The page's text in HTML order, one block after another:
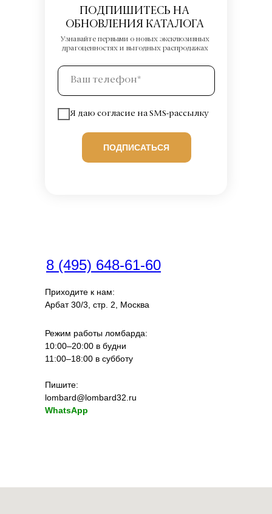
Я даю согласие на SMS-рассылку
ПОДПИСАТЬСЯ
ПОДПИШИТЕСЬ НА
ОБНОВЛЕНИЯ КАТАЛОГА
Узнавайте первыми о новых эксклюзивных
драгоценностях и выгодных распродажах
Режим работы ломбарда:
10:00–20:00 в будни
11:00–18:00 в субботу
Приходите к нам:
Арбат 30/3, стр. 2, Москва
Пишите:
lombard@lombard32.ru
WhatsApp
8 (495) 648-61-60